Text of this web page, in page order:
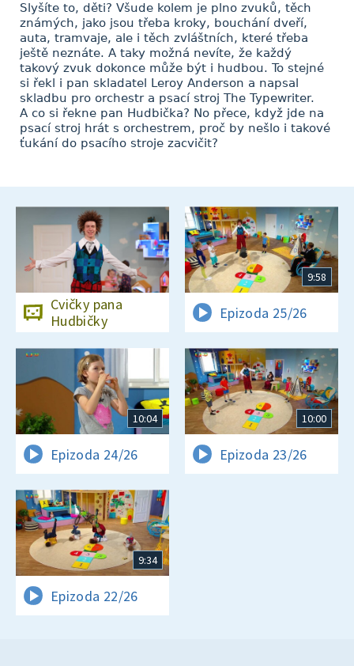
Slyšíte to, děti? Všude kolem je plno zvuků, těch
známých, jako jsou třeba kroky, bouchání dveří,
auta, tramvaje, ale i těch zvláštních, které třeba
ještě neznáte. A taky možná nevíte, že každý
takový zvuk dokonce může být i hudbou. To stejné
si řekl i pan skladatel Leroy Anderson a napsal
skladbu pro orchestr a psací stroj The Typewriter.
A co si řekne pan Hudbička? No přece, když jde na
psací stroj hrát s orchestrem, proč by nešlo i takové
ťukání do psacího stroje zacvičit?
Cvičky pana
Hudbičky
9:58
Epizoda 25/26
10:04
Epizoda 24/26
10:00
Epizoda 23/26
9:34
Epizoda 22/26